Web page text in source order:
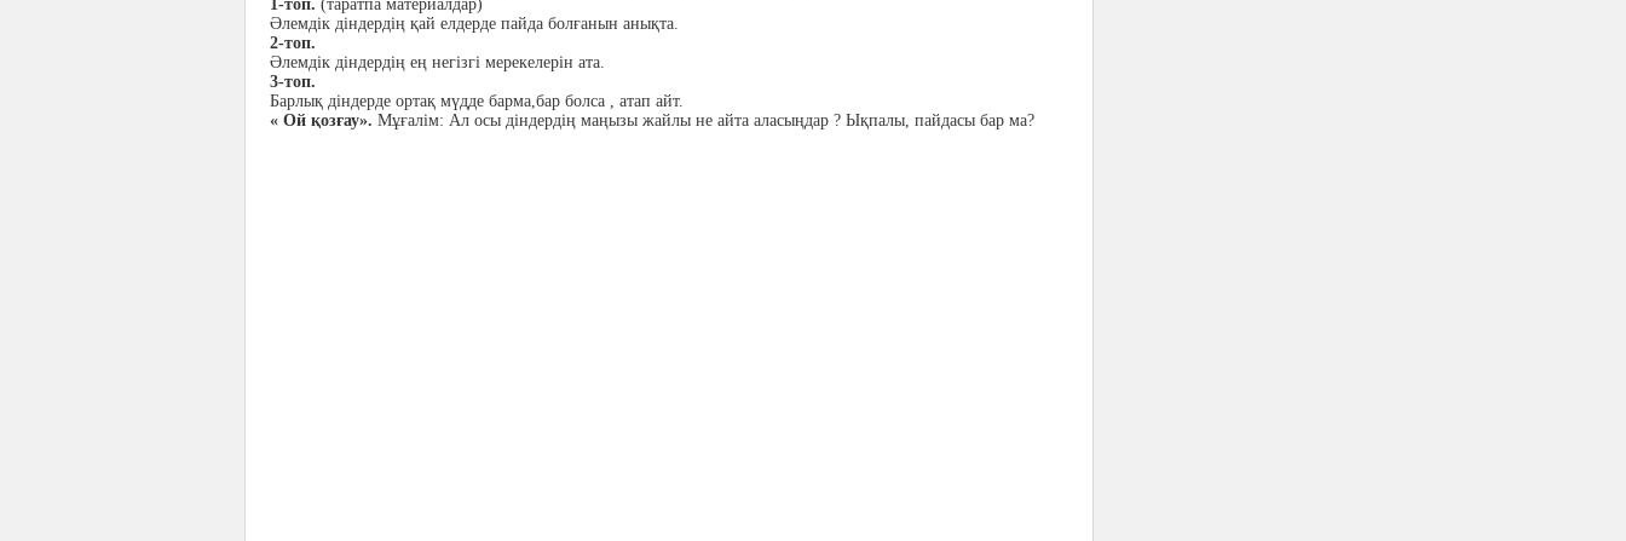
1-топ. (таратпа материалдар)
Әлемдік діндердің қай елдерде пайда болғанын анықта.
2-топ.
Әлемдік діндердің ең негізгі мерекелерін ата.
3-топ.
Барлық діндерде ортақ мүдде барма,бар болса , атап айт.
« Ой қозғау». Мұғалім: Ал осы діндердің маңызы жайлы не айта аласыңдар ? Ықпалы, пайдасы бар ма?